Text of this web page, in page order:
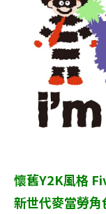
懷舊Y2K風格
新世代麥當勞角